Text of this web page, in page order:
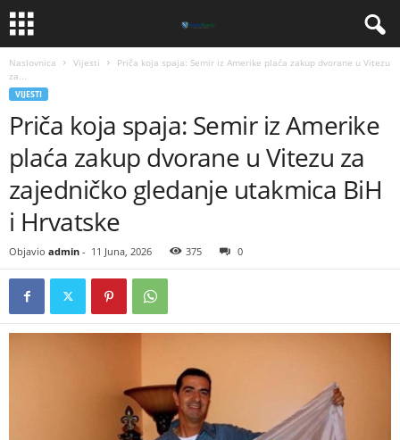
Naslovnica Vijesti
Priča koja spaja: Semir iz Amerike plaća zakup dvorane u Vitezu
za...
VIJESTI
Priča koja spaja: Semir iz Amerike
plaća zakup dvorane u Vitezu za
zajedničko gledanje utakmica BiH
i Hrvatske
Objavio admin - 11 Juna, 2026 375 0